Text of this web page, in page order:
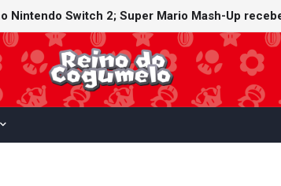
Nintendo Switch 2; Super Mario Mash-Up
recebe ícones retrô de Mario Paint (SNES) e